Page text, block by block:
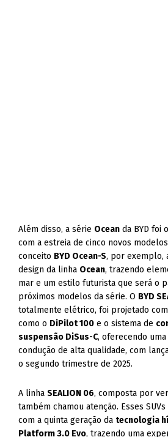
Além disso, a série Ocean da BYD foi
com a estreia de cinco novos
conceito BYD Ocean-S, por exemplo,
design da linha Ocean, trazendo
mar e um estilo futurista que será o
próximos modelos da série. O BYD
totalmente elétrico, foi projetado com
como o DiPilot 100 e o sistema de
suspensão DiSus-C, oferecendo
condução de alta qualidade, com
o segundo trimestre de 2025.
A linhaSEALION 06, composta por
também chamou atenção. Esses
com a quinta geração da tecnologia
Platform 3.0 Evo, trazendo uma